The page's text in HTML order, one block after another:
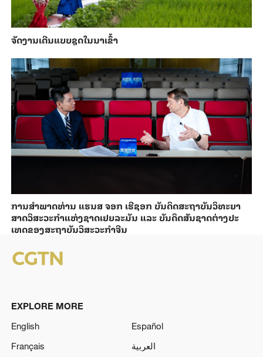
ຈັດງານເດີນແບບຊຸດໃນນາເຂົ້າ
ການ​ສຳ​ພາດ​ທ່ານ ແຮນ​ສ ຈອກ ເຮີ​ຊອກ ​ບັນ​ດິດ​ສະ​ຖາ​ບັນວິ​ທະ​ຍາ​
ສາດວິ​ສະ​ວະ​ກຳ​ແຫ່ງ​ຊາດ​ເຢຍ​ລະ​ມັນ ແລະ ບັນ​ດິດ​ສັນ​ຊາດ​ຕ່າງ​ປະ​
ເທດ​ຂອງສະ​ຖາ​ບັນ​ວິ​ສະ​ວະ​ກຳ​ຈີນ
EXPLORE MORE
English
Español
Français
العربية